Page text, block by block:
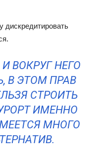
дискредитировать
ВОКРУГ НЕГО
В ЭТОМ ПРАВ
СТРОИТЬ
ИМЕННО
МНОГО